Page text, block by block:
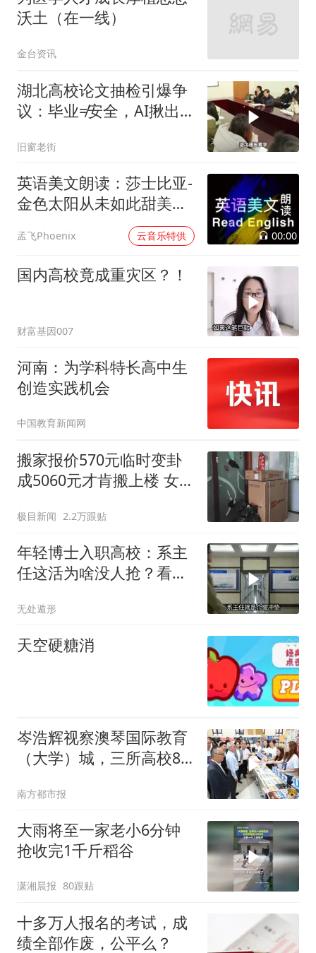
沃土（在一线）
金台资讯
湖北高校论文抽检引爆争
议：毕业≠安全，AI揪出
旧窗老街
英语美文朗读：莎士比亚-
金色太阳从未如此甜美吻
孟飞Phoenix 云音乐特供 00:00
国内高校竟成重灾区？！
财富基因007
河南：为学科特长高中生
创造实践机会
中国教育新闻网
搬家报价570元临时变卦
成5060元才肯搬上楼 女子
极目新闻 2.2万跟贴
年轻博士入职高校：系主
任这活为啥没人抢？看清
无处遁形
天空硬糖消
岑浩辉视察澳琴国际教育
（大学）城，三所高校8
南方都市报
大雨将至一家老小6分钟
抢收完1千斤稻谷
潇湘晨报 80跟贴
十多万人报名的考试，成
绩全部作废，公平么？